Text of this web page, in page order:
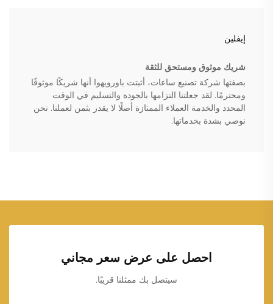
إيفلين
شريك موثوق ومستحق للثقة
بصفتها شركة تصنيع ساعات، أثبتت باورويهوا أنها شريكًا موثوقًا
ومحترمًا. لقد جعلتنا التزامها بالجودة والتسليم في الوقت
المحدد والخدمة العملاء الممتازة أصلًا لا يقدر بثمن لعملنا. نحن
نوصي بشدة بخدماتها.
احصل على عرض سعر مجاني
سيتصل بك ممثلنا قريبًا.